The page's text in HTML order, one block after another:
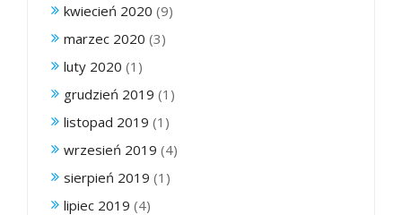
kwiecień 2020 (9)
marzec 2020 (3)
luty 2020 (1)
grudzień 2019 (1)
listopad 2019 (1)
wrzesień 2019 (4)
sierpień 2019 (1)
lipiec 2019 (4)